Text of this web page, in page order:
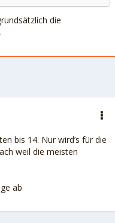
die
bis 14. Nur wird’s für die
weil die meisten
ab